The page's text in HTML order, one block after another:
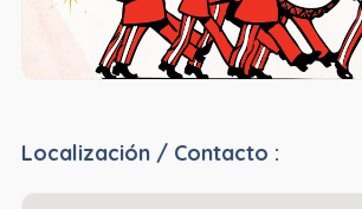
Localización / Contacto :